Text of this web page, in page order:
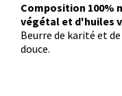
Composition 100%
végétal et d'huiles
Beurre de karité et
douce.